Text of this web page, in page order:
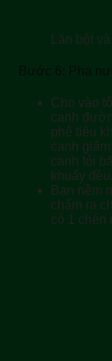
Lăn bột
Bước 6: Pha
Cho vào
canh
phê tiêu
canh
canh tỏi
khuấy đều.
Bạn nêm
chấm ra
có 1 chén